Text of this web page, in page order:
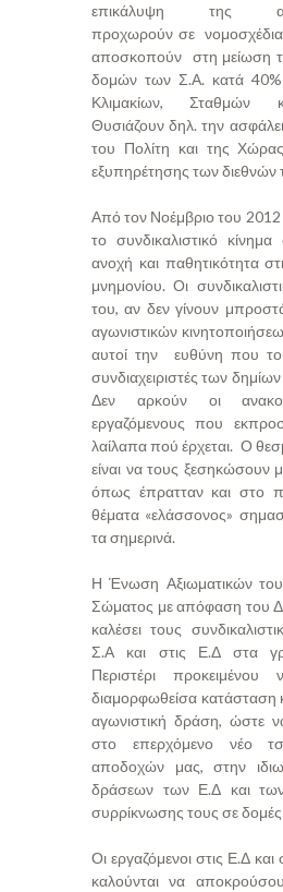
επικάλυψη της
προχωρούν σε
αποσκοπούν στη μείωση
δομών των Σ.Α. κατά 40%
Κλιμακίων, Σταθμών
Θυσιάζουν δηλ. την
του Πολίτη και της
εξυπηρέτησης των διεθνών
Από τον Νοέμβριο του 2012
το συνδικαλιστικό
ανοχή και παθητικότητα
μνημονίου. Οι
του, αν δεν γίνουν
αγωνιστικών
αυτοί την ευθύνη που
συνδιαχειριστές των
Δεν αρκούν οι
εργαζόμενους που
λαίλαπα πού έρχεται. Ο
είναι να τους ξεσηκώσουν
όπως έπρατταν και στο
θέματα «ελάσσονος»
τα σημερινά.
Η Ένωση Αξιωματικών
Σώματος με απόφαση του
καλέσει τους
Σ.Α και στις Ε.Δ στα
Περιστέρι προκειμένου
διαμορφωθείσα κατάσταση
αγωνιστική δράση, ώστε
στο επερχόμενο νέο
αποδοχών μας, στην
δράσεων των Ε.Δ και
συρρίκνωσης τους σε
Οι εργαζόμενοι στις Ε.Δ
καλούνται να